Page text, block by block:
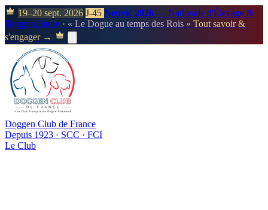
19–20 sept. 2026 J-45 Neuvic 2026 — Nationale d'Élevage &
Doggen Show · « Le Dogue au temps des Rois » Tout savoir &
s'engager →
Doggen Club de France
Depuis 1923 · SCC · FCI
Le Club